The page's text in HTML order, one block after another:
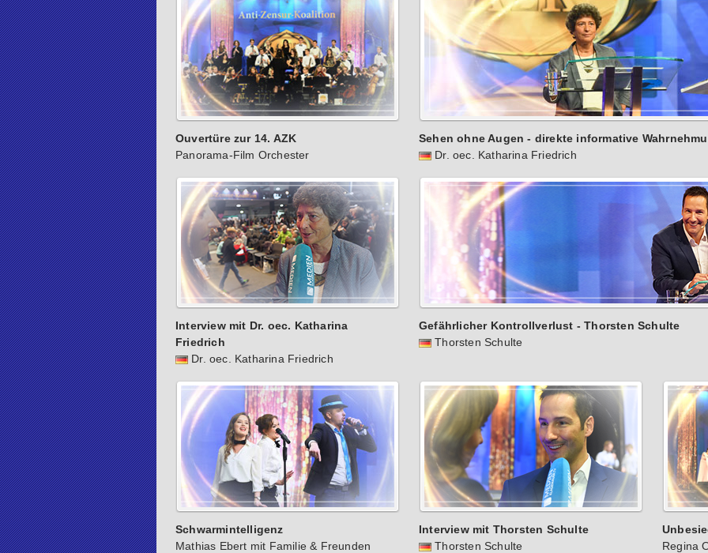
Ouvertüre zur 14. AZK
Panorama-Film Orchester
Sehen ohne Augen - direkte informative
Dr. oec. Katharina Friedrich
Interview mit Dr. oec. Katharina
Friedrich
Dr. oec. Katharina Friedrich
Gefährlicher Kontrollverlust - Thorsten Schulte
Thorsten Schulte
Schwarmintelligenz
Mathias Ebert mit Familie & Freunden
Interview mit Thorsten Schulte
Thorsten Schulte
Regina